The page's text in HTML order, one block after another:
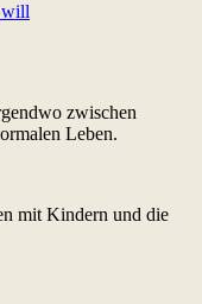
will
zwischen
Leben.
mit Kindern und die